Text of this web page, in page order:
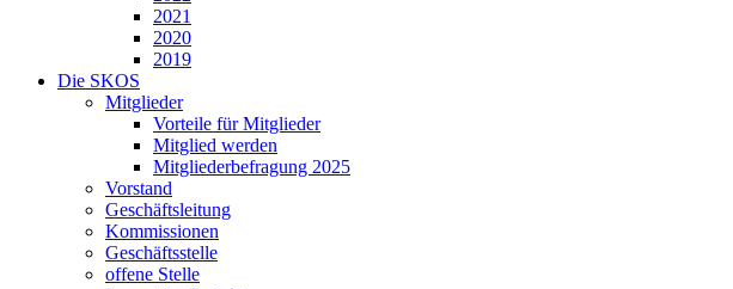
2021
2020
2019
Die SKOS
Mitglieder
Vorteile für Mitglieder
Mitglied werden
Mitgliederbefragung 2025
Vorstand
Geschäftsleitung
Kommissionen
Geschäftsstelle
offene Stelle